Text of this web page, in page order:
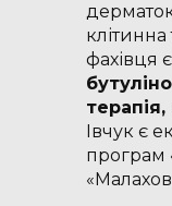
фахівця є
Івчук є
програм